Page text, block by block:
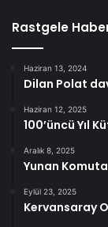
Rastgele
Haziran 13, 2024
Dilan Polat
Haziran 12, 2025
100’üncü Yıl
Aralık 8, 2025
Yunan
Eylül 23, 2025
Kervansaray